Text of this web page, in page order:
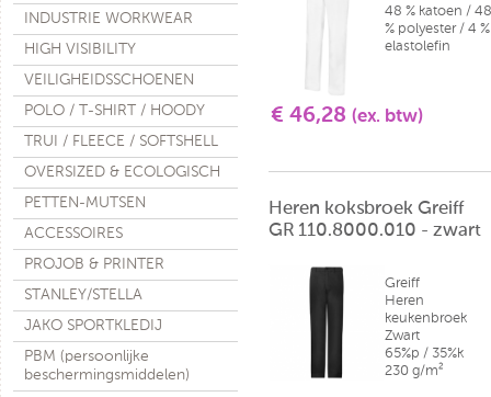
INDUSTRIE WORKWEAR
HIGH VISIBILITY
VEILIGHEIDSSCHOENEN
POLO / T-SHIRT / HOODY
TRUI / FLEECE / SOFTSHELL
OVERSIZED & ECOLOGISCH
PETTEN-MUTSEN
ACCESSOIRES
PROJOB & PRINTER
STANLEY/STELLA
JAKO SPORTKLEDIJ
PBM (persoonlijke
beschermingsmiddelen)
€ 46,28 (ex. btw)
48 % katoen / 48
% polyester / 4 %
elastolefin
Heren koksbroek Greiff
GR 110.8000.010 - zwart
Greiff
Heren
keukenbroek
Zwart
65%p / 35%k
230 g/m²